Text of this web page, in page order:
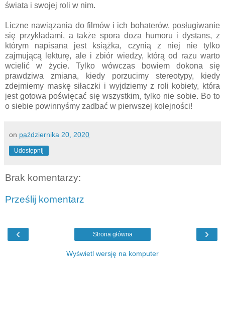
świata i swojej roli w nim.
Liczne nawiązania do filmów i ich bohaterów, posługiwanie
się przykładami, a także spora doza humoru i dystans, z
którym napisana jest książka, czynią z niej nie tylko
zajmującą lekturę, ale i zbiór wiedzy, którą od razu warto
wcielić w życie. Tylko wówczas bowiem dokona się
prawdziwa zmiana, kiedy porzucimy stereotypy, kiedy
zdejmiemy maskę siłaczki i wyjdziemy z roli kobiety, która
jest gotowa poświęcać się wszystkim, tylko nie sobie. Bo to
o siebie powinnyśmy zadbać w pierwszej kolejności!
on października 20, 2020
Udostępnij
Brak komentarzy:
Prześlij komentarz
‹ ›
Strona główna
Wyświetl wersję na komputer